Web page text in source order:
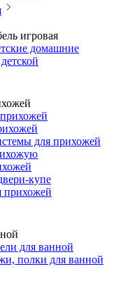
игровая
домашние
для прихожей
купе
прихожей
для ванной
полки для ванной